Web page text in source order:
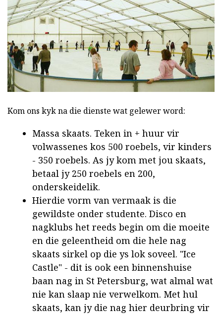
Kom ons kyk na die dienste wat gelewer word:
Massa skaats. Teken in + huur vir
volwassenes kos 500 roebels, vir kinders
- 350 roebels. As jy kom met jou skaats,
betaal jy 250 roebels en 200,
onderskeidelik.
Hierdie vorm van vermaak is die
gewildste onder studente. Disco en
nagklubs het reeds begin om die moeite
en die geleentheid om die hele nag
skaats sirkel op die ys lok soveel. "Ice
Castle" - dit is ook een binnenshuise
baan nag in St Petersburg, wat almal wat
nie kan slaap nie verwelkom. Met hul
skaats, kan jy die nag hier deurbring vir